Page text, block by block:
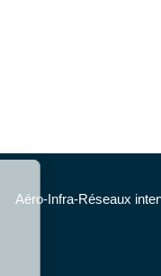
Aéro-Infra-Réseaux